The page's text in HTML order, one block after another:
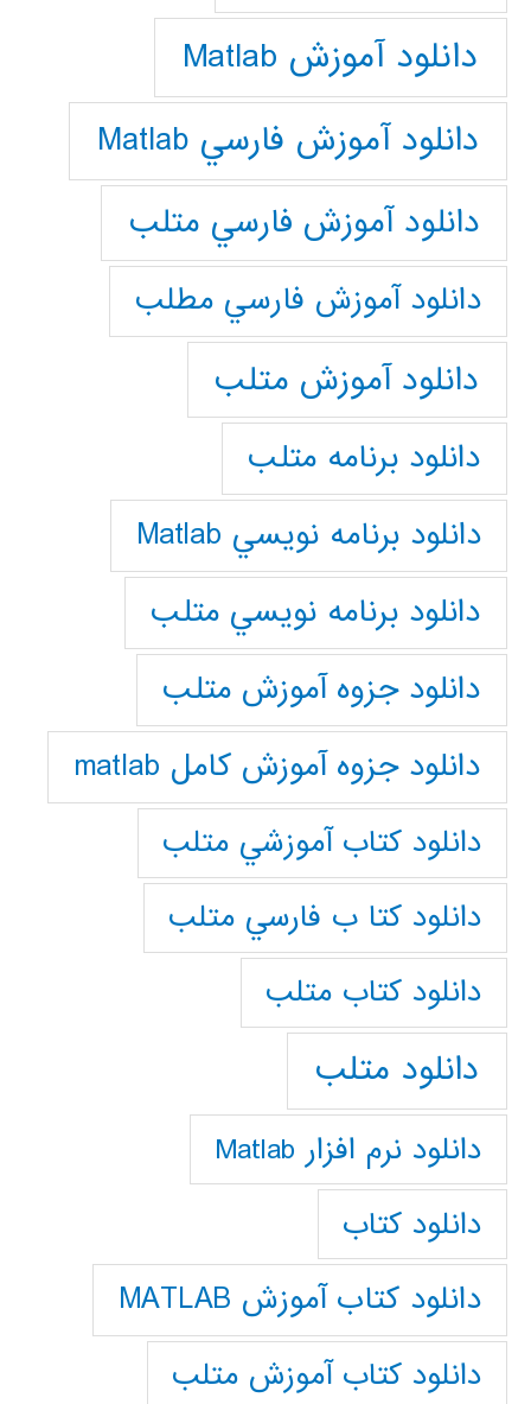
دانلود آموزش Matlab
دانلود آموزش فارسي Matlab
دانلود آموزش فارسي متلب
دانلود آموزش فارسي مطلب
دانلود آموزش متلب
دانلود برنامه متلب
دانلود برنامه نويسي Matlab
دانلود برنامه نويسي متلب
دانلود جزوه آموزش متلب
دانلود جزوه آموزش کامل matlab
دانلود كتاب آموزشي متلب
دانلود كتا ب فارسي متلب
دانلود كتاب متلب
دانلود متلب
دانلود نرم افزار Matlab
دانلود کتاب
دانلود کتاب آموزش MATLAB
دانلود کتاب آموزش متلب